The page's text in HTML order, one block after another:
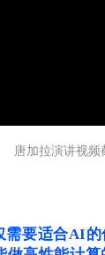
唐加拉演讲视频
需要适合AI的